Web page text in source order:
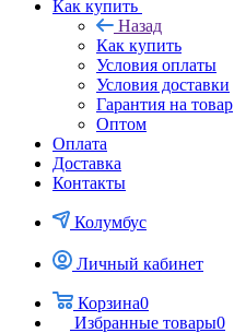
Как купить
Назад
Как купить
Условия оплаты
Условия доставки
Гарантия на товар
Оптом
Оплата
Доставка
Контакты
Колумбус
Личный кабинет
Корзина0
Избранные товары0